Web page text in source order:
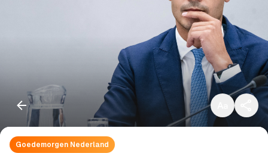
Klein
Standaard
Groot
Goedemorgen Nederland